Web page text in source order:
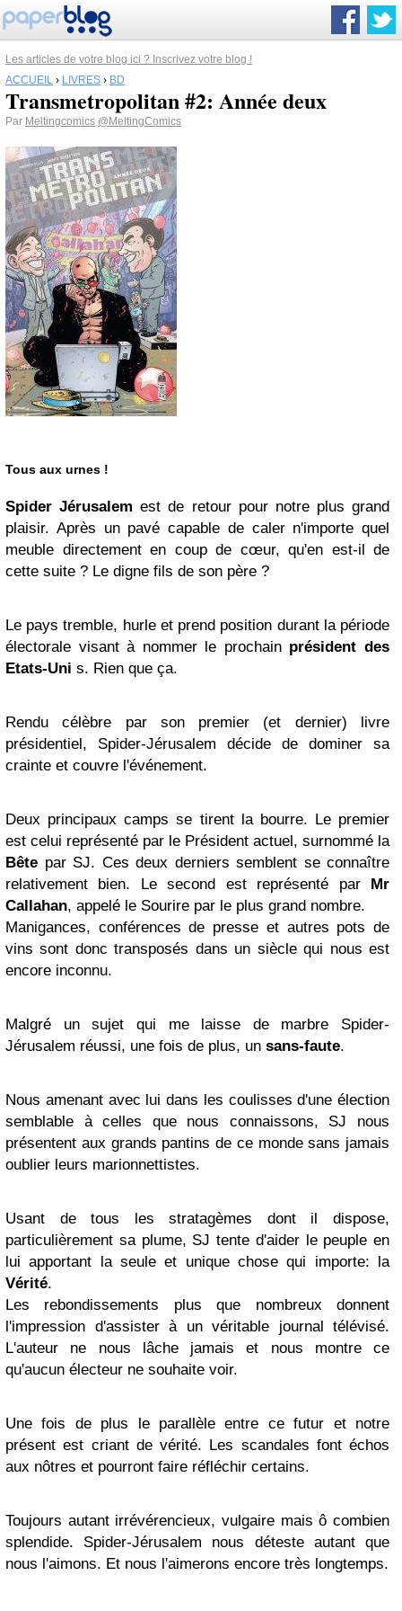
Les articles de votre blog ici ? Inscrivez votre blog !
ACCUEIL › LIVRES › BD
Transmetropolitan #2: Année deux
Par Meltingcomics @MeltingComics
Tous aux urnes !
Spider Jérusalem est de retour pour notre plus grand
plaisir. Après un pavé capable de caler n'importe quel
meuble directement en coup de cœur, qu'en est-il de
cette suite ? Le digne fils de son père ?
Le pays tremble, hurle et prend position durant la période
électorale visant à nommer le prochain président des
Etats-Uni s. Rien que ça.
Rendu célèbre par son premier (et dernier) livre
présidentiel, Spider-Jérusalem décide de dominer sa
crainte et couvre l'événement.
Deux principaux camps se tirent la bourre. Le premier
est celui représenté par le Président actuel, surnommé la
Bête par SJ. Ces deux derniers semblent se connaître
relativement bien. Le second est représenté par Mr
Callahan, appelé le Sourire par le plus grand nombre.
Manigances, conférences de presse et autres pots de
vins sont donc transposés dans un siècle qui nous est
encore inconnu.
Malgré un sujet qui me laisse de marbre Spider-
Jérusalem réussi, une fois de plus, un sans-faute.
Nous amenant avec lui dans les coulisses d'une élection
semblable à celles que nous connaissons, SJ nous
présentent aux grands pantins de ce monde sans jamais
oublier leurs marionnettistes.
Usant de tous les stratagèmes dont il dispose,
particulièrement sa plume, SJ tente d'aider le peuple en
lui apportant la seule et unique chose qui importe: la
Vérité.
Les rebondissements plus que nombreux donnent
l'impression d'assister à un véritable journal télévisé.
L'auteur ne nous lâche jamais et nous montre ce
qu'aucun électeur ne souhaite voir.
Une fois de plus le parallèle entre ce futur et notre
présent est criant de vérité. Les scandales font échos
aux nôtres et pourront faire réfléchir certains.
Toujours autant irrévérencieux, vulgaire mais ô combien
splendide. Spider-Jérusalem nous déteste autant que
nous l'aimons. Et nous l'aimerons encore très longtemps.